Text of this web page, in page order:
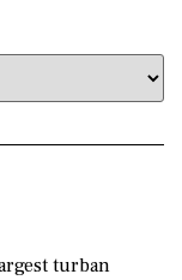
turban